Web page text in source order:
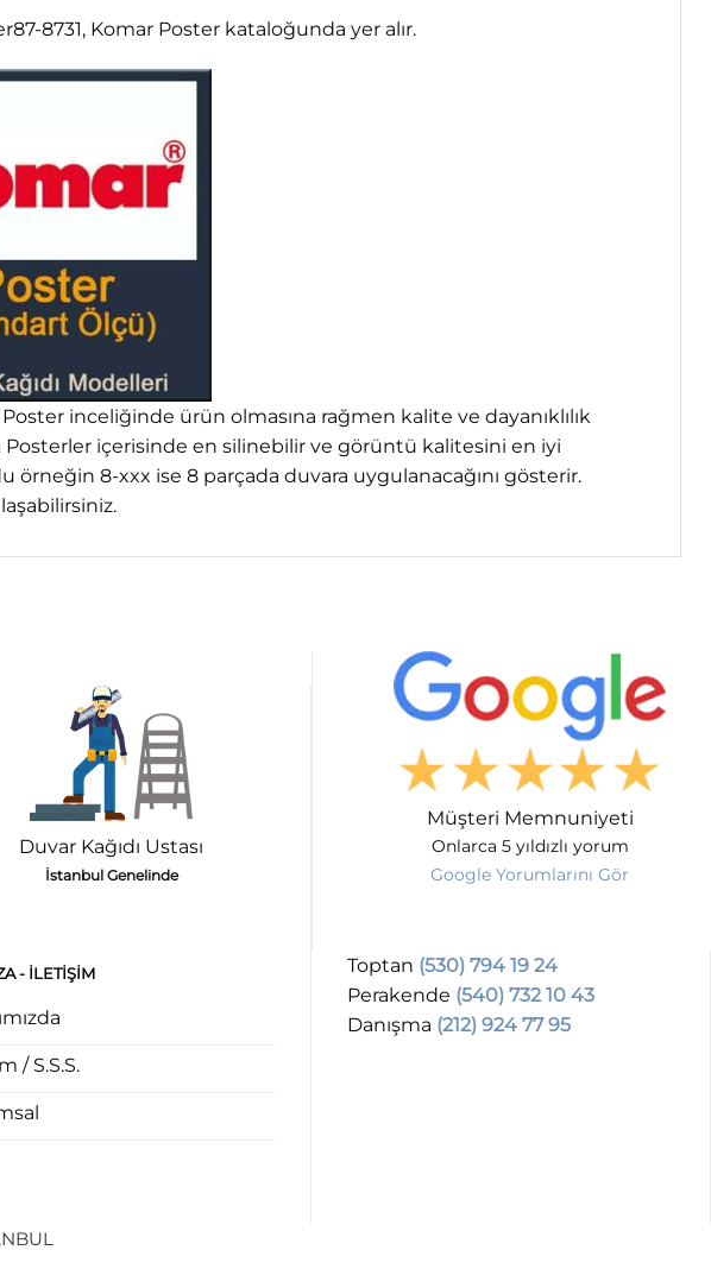
8731, Komar Poster kataloğunda yer alır.
inceliğinde ürün olmasına rağmen kalite ve dayanıklılık
içerisinde en silinebilir ve görüntü kalitesini en iyi
örneğin 8-xxx ise 8 parçada duvara uygulanacağını gösterir.
Duvar Kağıdı Ustası
İstanbul Genelinde
Müşteri Memnuniyeti
Onlarca 5 yıldızlı yorum
Google Yorumlarını Gör
- ILETIŞIM
/ S.S.S.
Toptan (530) 794 19 24
Perakende (540) 732 10 43
Danışma (212) 924 77 95